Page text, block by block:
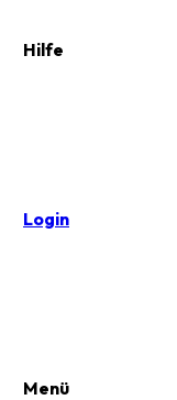
Hilfe
Login
Menü